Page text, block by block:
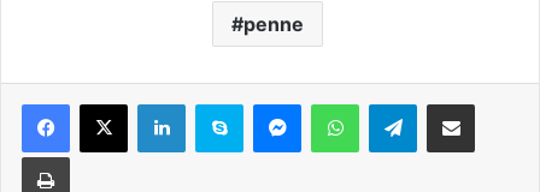
penne
Telegram